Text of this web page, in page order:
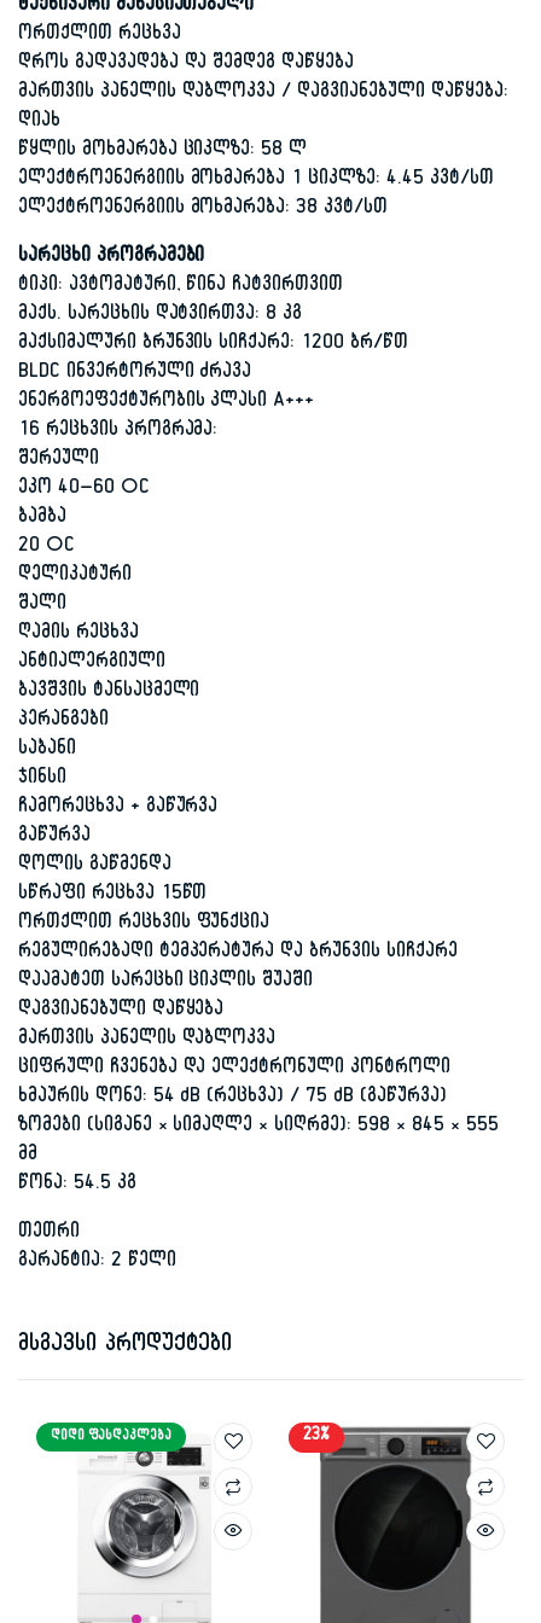
ტექნიკური მახასიათებელი
ორთქლით რეცხვა
დროს გადავადება და შემდეგ დაწყება
მართვის პანელის დაბლოკვა / დაგვიანებული დაწყება:
დიახ
წყლის მოხმარება ციკლზე: 58 ლ
ელექტროენერგიის მოხმარება 1 ციკლზე: 4.45 კვტ/სთ
ელექტროენერგიის მოხმარება: 38 კვტ/სთ
სარეცხი პროგრამები
ტიპი: ავტომატური, წინა ჩატვირთვით
მაქს. სარეცხის დატვირთვა: 8 კგ
მაქსიმალური ბრუნვის სიჩქარე: 1200 ბრ/წთ
BLDC ინვერტორული ძრავა
ენერგოეფექტურობის კლასი A+++
16 რეცხვის პროგრამა:
შერეული
ეკო 40–60 °C
ბამბა
20 °C
დელიკატური
შალი
ღამის რეცხვა
ანტიალერგიული
ბავშვის ტანსაცმელი
პერანგები
საბანი
ჯინსი
ჩამორეცხვა + გაწურვა
გაწურვა
დოლის გაწმენდა
სწრაფი რეცხვა 15წთ
ორთქლით რეცხვის ფუნქცია
რეგულირებადი ტემპერატურა და ბრუნვის სიჩქარე
დაამატეთ სარეცხი ციკლის შუაში
დაგვიანებული დაწყება
მართვის პანელის დაბლოკვა
ციფრული ჩვენება და ელექტრონული კონტროლი
ხმაურის დონე: 54 dB (რეცხვა) / 75 dB (გაწურვა)
ზომები (სიგანე × სიმაღლე × სიღრმე): 598 × 845 × 555
მმ
წონა: 54.5 კგ
თეთრი
გარანტია: 2 წელი
მსგავსი პროდუქტები
ᲓᲘᲓᲘ ᲤᲐᲡᲓᲐᲙᲚᲔᲑᲐ 23%